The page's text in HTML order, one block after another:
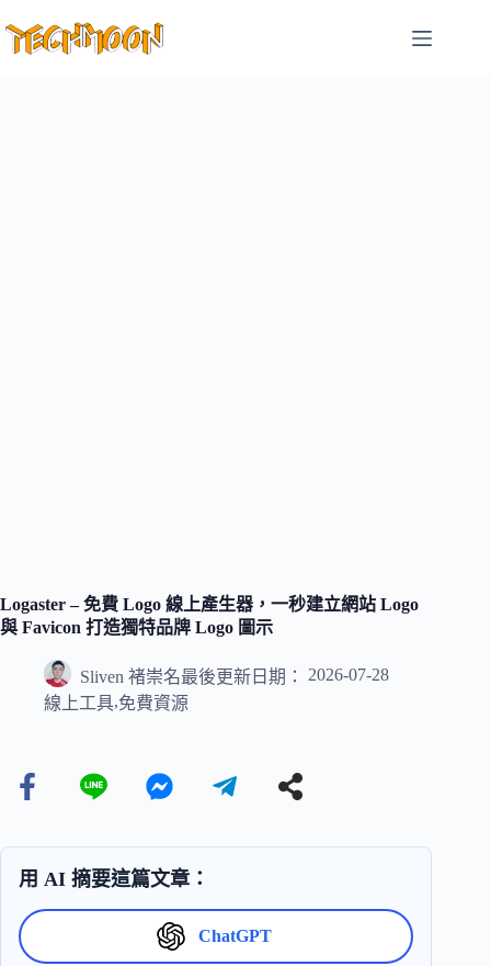
至
Logaster – 免費 Logo 線上產生器，一秒建立網站 Logo
與 Favicon 打造獨特品牌 Logo 圖示
Sliven 褚崇名最後更新日期：
2026-07-28
線上工具,免費資源
用 AI 摘要這篇文章：
ChatGPT